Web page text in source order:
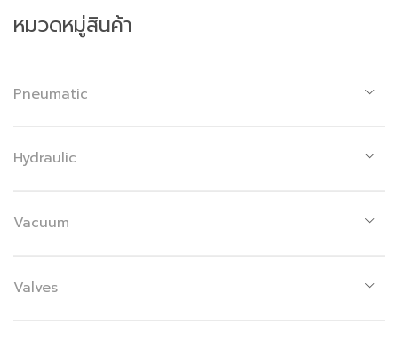
หมวดหมู่สินค้า
Pneumatic
Hydraulic
Vacuum
Valves